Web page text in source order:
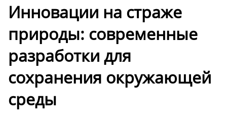
Инновации на страже
природы: современные
разработки для
сохранения окружающей
среды